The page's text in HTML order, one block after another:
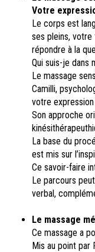
Votre
Le corps est
ses pleins,
répondre à la
Qui suis-je dans
Le massage
Camilli,
votre
Son approche
La base du
est mis sur
Ce savoir-faire
Le parcours
verbal,
Le massage
Ce massage a
Mis au point par